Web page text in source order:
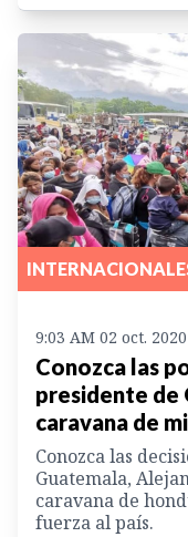
9:03 AM 02 oct. 2020
Conozca las
presidente de
caravana de
Conozca las
Guatemala,
caravana de
fuerza al país.